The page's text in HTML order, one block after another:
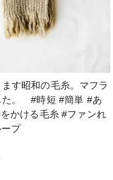
す昭和の毛糸。マフラ
た。 #時短 #簡単 #あ
る毛糸 #ファンれ
プ